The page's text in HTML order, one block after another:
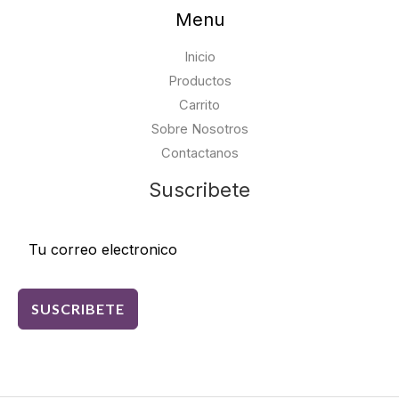
Menu
Inicio
Productos
Carrito
Sobre Nosotros
Contactanos
Suscribete
SUSCRIBETE